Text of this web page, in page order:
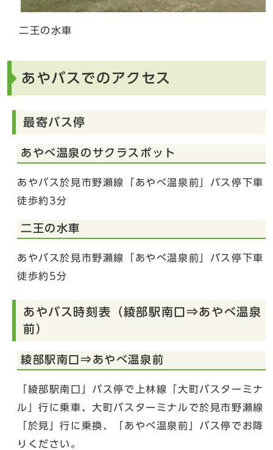
二王の水車
あやバスでのアクセス
最寄バス停
あやべ温泉のサクラスポット
あやバス於見市野瀬線「あやべ温泉前」バス停下車
徒歩約3分
二王の水車
あやバス於見市野瀬線「あやべ温泉前」バス停下車
徒歩約5分
あやバス時刻表（綾部駅南口⇒あやべ温泉
前）
綾部駅南口⇒あやべ温泉前
「綾部駅南口」バス停で上林線「大町バスターミナ
ル」行に乗車、大町バスターミナルで於見市野瀬線
「於見」行に乗換、「あやべ温泉前」バス停でお降
りください。